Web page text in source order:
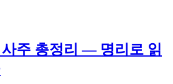
사주 총정리 — 명리로 읽